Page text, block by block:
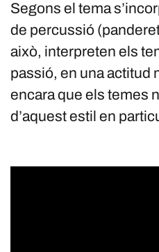
Segons el tema
de percussió
això, interpreten els
passió, en una actitud
encara que els temes
d’aquest estil en